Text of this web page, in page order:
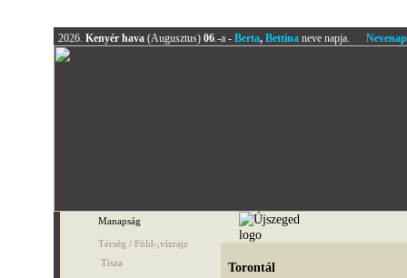
2026. Kenyér hava (Augusztus) 06.-a - Berta, Bettinaneve napja.
Manapság
Térség / Föld-,vízrajz
Tisza
Torontál